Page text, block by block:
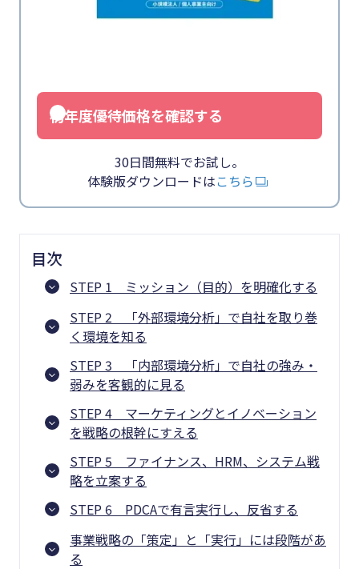
初年度優待価格を確認する
30日間無料でお試し。
体験版ダウンロードはこちら
目次
STEP 1 ミッション（目的）を明確化する
STEP 2 「外部環境分析」で自社を取り巻
く環境を知る
STEP 3 「内部環境分析」で自社の強み・
弱みを客観的に見る
STEP 4 マーケティングとイノベーション
を戦略の根幹にすえる
STEP 5 ファイナンス、HRM、システム戦
略を立案する
STEP 6 PDCAで有言実行し、反省する
事業戦略の「策定」と「実行」には段階があ
る